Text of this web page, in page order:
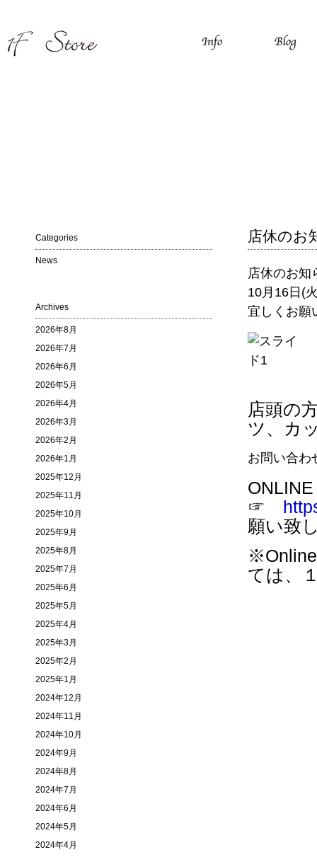
店休のお
店休のお知
10月16日(
宜しくお願
店頭の
ツ、カ
お問い合わ
☞
願い致
ては、
Categories
News
Archives
2026年8月
2026年7月
2026年6月
2026年5月
2026年4月
2026年3月
2026年2月
2026年1月
2025年12月
2025年11月
2025年10月
2025年9月
2025年8月
2025年7月
2025年6月
2025年5月
2025年4月
2025年3月
2025年2月
2025年1月
2024年12月
2024年11月
2024年10月
2024年9月
2024年8月
2024年7月
2024年6月
2024年5月
2024年4月